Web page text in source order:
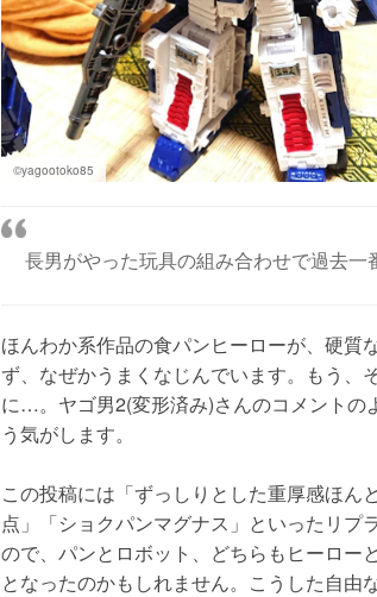
©yagootoko85
長男がやった玩具の組み合わせで過去一
ほんわか系作品の食パンヒーローが、硬質
ず、なぜかうまくなじんでいます。もう、
に…。ヤゴ男2(変形済み)さんのコメントの
う気がします。
この投稿には「ずっしりとした重厚感ほ
点」「ショクパンマグナス」といったリプ
ので、パンとロボット、どちらもヒーロー
となったのかもしれません。こうした自由